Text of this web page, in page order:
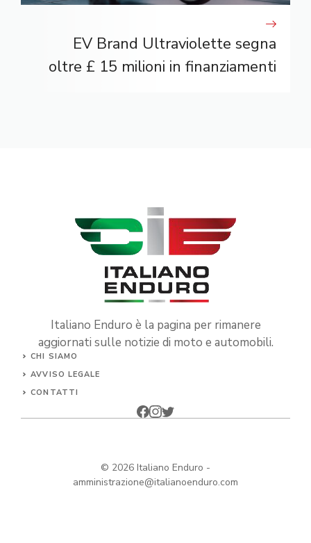
EV Brand Ultraviolette segna
oltre £ 15 milioni in finanziamenti
Italiano Enduro è la pagina per rimanere
aggiornati sulle notizie di moto e automobili.
CHI SIAMO
AVVISO LEGALE
CONTATTI
© 2026 Italiano Enduro -
amministrazione@italianoenduro.com